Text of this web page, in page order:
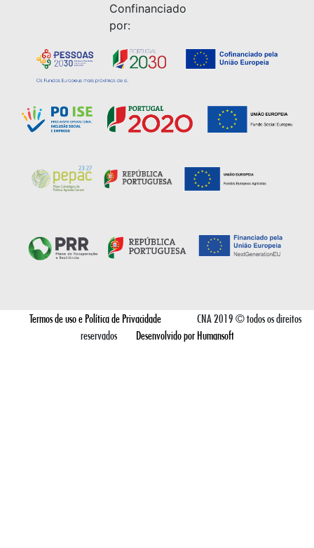
Confinanciado
por:
Termos de uso e Política de Privacidade
CNA 2019 © todos os direitos
reservados
Desenvolvido por Humansoft